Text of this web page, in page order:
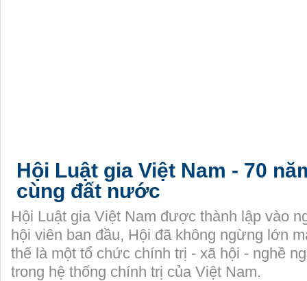
Hội Luật gia Việt Nam - 70
cùng đất nước
Hội Luật gia Việt Nam được thành lập vào
hội viên ban đầu, Hội đã không ngừng lớn
thế là một tổ chức chính trị - xã hội - nghề
trong hệ thống chính trị của Việt Nam.